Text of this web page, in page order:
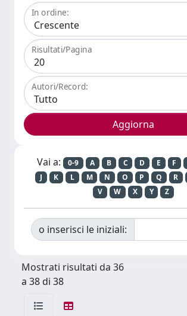
In ordine:
Risultati/Pagina
Autori/Record:
Vai a: 0-9 A B C D E F
J
K L M N O P Q R
V
W X Y Z
o inserisci le iniziali:
Mostrati risultati da 36
a 38 di 38